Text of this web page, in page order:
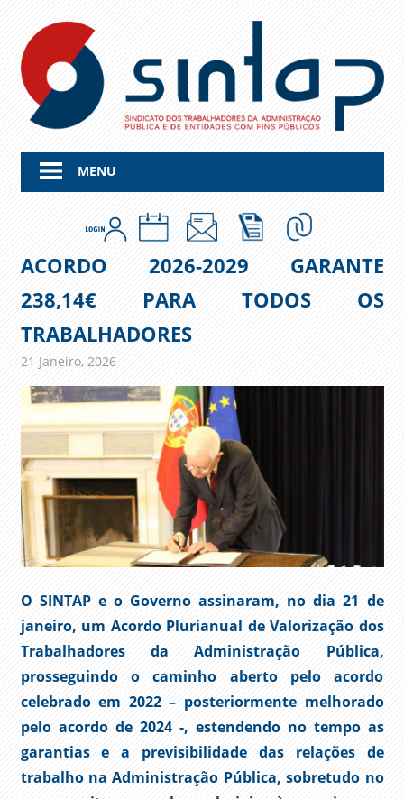
content
MENU
ACORDO 2026-2029 GARANTE
238,14€ PARA TODOS OS
TRABALHADORES
21 Janeiro, 2026admin
Comunicados
O SINTAP e o Governo assinaram, no dia 21 de
janeiro, um Acordo Plurianual de Valorização dos
Trabalhadores da Administração Pública,
prosseguindo o caminho aberto pelo acordo
celebrado em 2022 – posteriormente melhorado
pelo acordo de 2024 -, estendendo no tempo as
garantias e a previsibilidade das relações de
trabalho na Administração Pública, sobretudo no